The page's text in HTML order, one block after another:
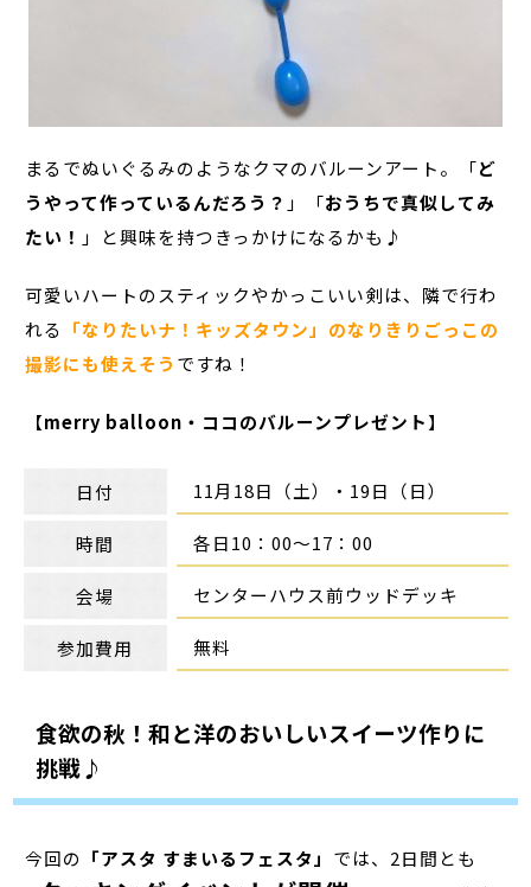
まるでぬいぐるみのようなクマのバルーンアート。「ど
うやって作っているんだろう？ 」「おうちで真似してみ
たい！ 」と興味を持つきっかけになるかも♪
可愛いハートのスティックやかっこいい剣は、隣で行わ
れる 「なりたいナ！キッズタウン」のなりきりごっこの
撮影にも使えそう ですね！
【merry balloon・ココのバルーンプレゼント】
日付 11月18日（土）・19日（日）
時間 各日10：00～17：00
会場 センターハウス前ウッドデッキ
参加費用 無料
食欲の秋！和と洋のおいしいスイーツ作りに
挑戦♪
今回の 「アスタ すまいるフェスタ」 では、2日間とも